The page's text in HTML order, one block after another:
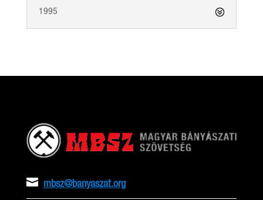
1995
 mbsz@banyaszat.org